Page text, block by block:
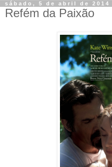
sábado, 5 de abril de 2014
Refém da Paixão